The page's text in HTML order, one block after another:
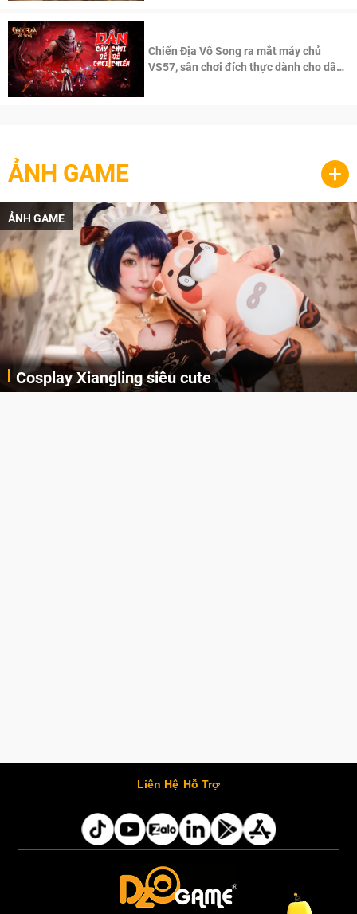
Chiến Địa Vô Song ra mắt máy chủ
VS57, sân chơi đích thực dành cho dân
ẢNH GAME +
ẢNH GAME
Cosplay Xiangling siêu cute
Liên Hệ Hỗ Trợ